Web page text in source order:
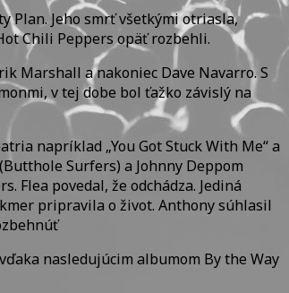
Plan. Jeho smrť všetkými otriasla,
Chili Peppers opäť rozbehli.
Marshall a nakoniec Dave Navarro. S
v tej dobe bol ťažko závislý na
napríklad „You Got Stuck With Me“ a
Surfers) a Johnny Deppom
Flea povedal, že odchádza. Jediná
pripravila o život. Anthony súhlasil
nasledujúcim albumom By the Way